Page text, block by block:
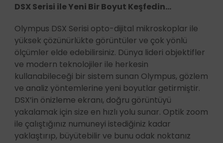
DSX Serisi ile Yeni Bir Boyut Keşfedin...
Olympus DSX Serisi opto-dijital mikroskoplar ile
yüksek çözünürlükte görüntüler ve çok yönlü
ölçümler elde edebilirsiniz. Dünya lideri objektifler
ve modern teknolojiler ile herkesin
kullanabileceği bir sistem sunan Olympus, gözlem
ve analiz yöntemlerine yeni boyutlar getirmiştir.
DSX’in önizleme ekranı, doğru görüntüyü
yakalamak için size en hızlı yolu sunar. Optik zoom
ile çalıştığınız numuneyi istediğiniz kadar
yaklaştırıp, büyütebilir ve bunu odak noktanız